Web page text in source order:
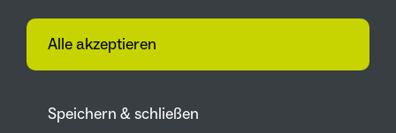
Alle akzeptieren
Speichern & schließen